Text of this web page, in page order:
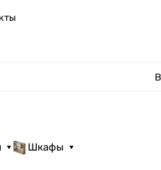
Шкафы